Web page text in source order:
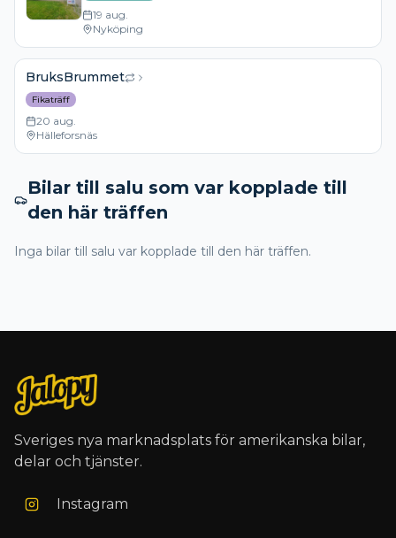
19 aug.
Nyköping
BruksBrummet
Fikaträff
20 aug.
Hälleforsnäs
Bilar till salu som var kopplade till
den här träffen
Inga bilar till salu var kopplade till den här träffen.
Sveriges nya marknadsplats för amerikanska bilar,
delar och tjänster.
Instagram